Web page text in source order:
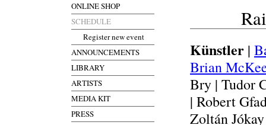
ONLINE SHOP
SCHEDULE
Register new event
ANNOUNCEMENTS
LIBRARY
ARTISTS
MEDIA KIT
PRESS
Künstler |
Brian
Bry | Tudor
| Robert
Zoltán